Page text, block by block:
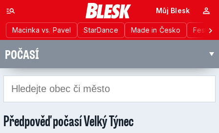
Macinka vs. Pavel StarDance Made in Česko
Můj Blesk
POČASÍ
Předpověď počasíVelký Týnec